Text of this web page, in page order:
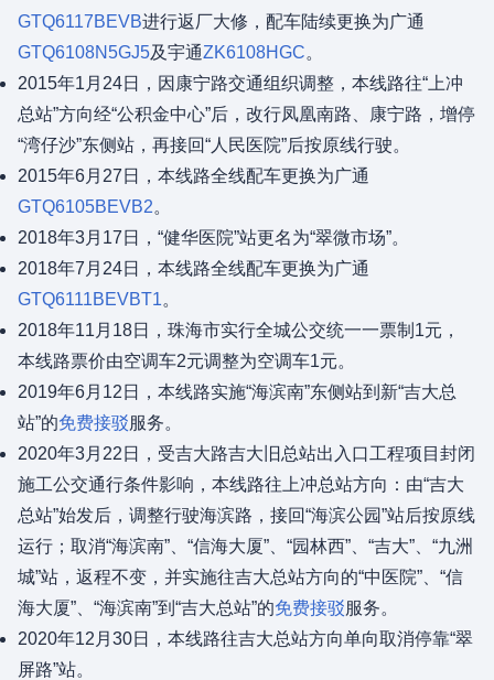
GTQ6117BEVB进行返厂大修，配车陆续更换为广通
GTQ6108N5GJ5及宇通ZK6108HGC。
2015年1月24日，因康宁路交通组织调整，本线路往“上冲
总站”方向经“公积金中心”后，改行凤凰南路、康宁路，增停
“湾仔沙”东侧站，再接回“人民医院”后按原线行驶。
2015年6月27日，本线路全线配车更换为广通
GTQ6105BEVB2。
2018年3月17日，“健华医院”站更名为“翠微市场”。
2018年7月24日，本线路全线配车更换为广通
GTQ6111BEVBT1。
2018年11月18日，珠海市实行全城公交统一一票制1元，
本线路票价由空调车2元调整为空调车1元。
2019年6月12日，本线路实施“海滨南”东侧站到新“吉大总
站”的免费接驳服务。
2020年3月22日，受吉大路吉大旧总站出入口工程项目封闭
施工公交通行条件影响，本线路往上冲总站方向：由“吉大
总站”始发后，调整行驶海滨路，接回“海滨公园”站后按原线
运行；取消“海滨南”、“信海大厦”、“园林西”、“吉大”、“九洲
城”站，返程不变，并实施往吉大总站方向的“中医院”、“信
海大厦”、“海滨南”到“吉大总站”的免费接驳服务。
2020年12月30日，本线路往吉大总站方向单向取消停靠“翠
屏路”站。